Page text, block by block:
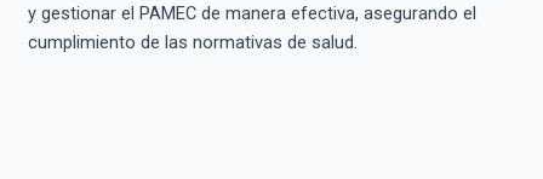
y gestionar el PAMEC de manera efectiva, asegurando el
cumplimiento de las normativas de salud.